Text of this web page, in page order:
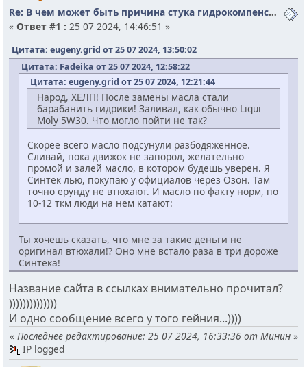
Re: В чем может быть причина стука гидрокомпенсаторов?
« Ответ #1 : 25 07 2024, 14:46:51 »
Цитата: eugeny.grid от 25 07 2024, 13:50:02
Цитата: Fadeika от 25 07 2024, 12:58:22
Цитата: eugeny.grid от 25 07 2024, 12:21:44
Народ, ХЕЛП! После замены масла стали
барабанить гидрики! Заливал, как обычно Liqui
Moly 5W30. Что могло пойти не так?
Скорее всего масло подсунули разбодяженное.
Сливай, пока движок не запорол, желательно
промой и залей масло, в котором будешь уверен. Я
Синтек лью, покупаю у официалов через Озон. Там
точно ерунду не втюхают. И масло по факту норм, по
10-12 ткм люди на нем катают:
Ты хочешь сказать, что мне за такие деньги не
оригинал втюхали!? Оно мне встало раза в три дороже
Синтека!
Название сайта в ссылках внимательно прочитал?
))))))))))))))
И одно сообщение всего у того гейния...))))
« Последнее редактирование: 25 07 2024, 16:33:36 от Минин »
IP logged